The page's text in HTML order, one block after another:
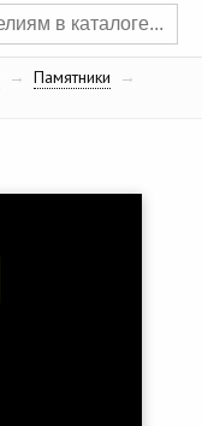
→ Памятники
→